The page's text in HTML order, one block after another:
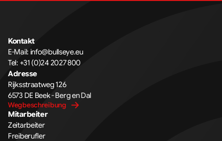
Kontakt
E-Mail: info@bullseye.eu
Tel: +31 (0)24 2027 800
Adresse
Rijksstraatweg 126
6573 DE Beek - Berg en Dal
Wegbeschreibung
Mitarbeiter
Zeitarbeiter
Freiberufler